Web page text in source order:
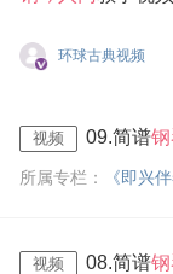
环球古典视频
视频 09.简谱
所属专栏： 《即兴
视频 08.简谱